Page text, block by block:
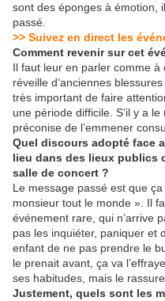
sont des éponges à émotion,
passé.
>> Suivez en direct les
Comment revenir sur cet
Il faut leur en parler comme
réveille d’anciennes
très important de faire
une période difficile. S’il y a
préconise de l’emmener
Quel discours adopté face
lieu dans des lieux publics
salle de concert ?
Le message passé est que
monsieur tout le monde ». Il
événement rare, qui n’arrive
pas les inquiéter, paniquer et
enfant de ne pas prendre le
le prenait avant, ça va
ses habitudes, mais le
Justement, quels sont les